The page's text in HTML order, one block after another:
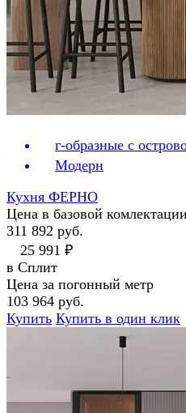
г-образные с
Модерн
Кухня ФЕРНО
Цена в базовой комлектации
311 892 руб.
25 991 ₽
в Сплит
Цена за погонный метр
103 964 руб.
Купить Купить в один клик